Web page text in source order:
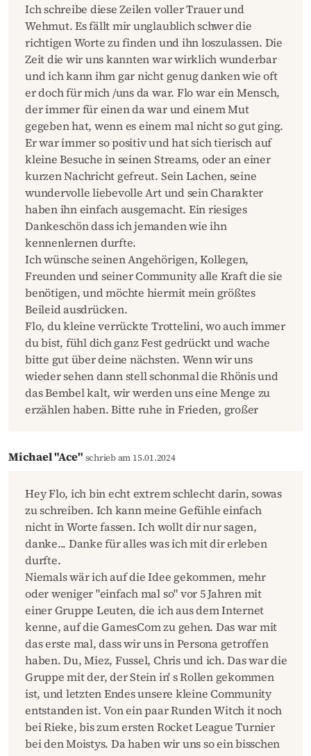
Ich schreibe diese Zeilen voller Trauer und
Wehmut. Es fällt mir unglaublich schwer die
richtigen Worte zu finden und ihn loszulassen. Die
Zeit die wir uns kannten war wirklich wunderbar
und ich kann ihm gar nicht genug danken wie oft
er doch für mich /uns da war. Flo war ein Mensch,
der immer für einen da war und einem Mut
gegeben hat, wenn es einem mal nicht so gut ging.
Er war immer so positiv und hat sich tierisch auf
kleine Besuche in seinen Streams, oder an einer
kurzen Nachricht gefreut. Sein Lachen, seine
wundervolle liebevolle Art und sein Charakter
haben ihn einfach ausgemacht. Ein riesiges
Dankeschön dass ich jemanden wie ihn
kennenlernen durfte.
Ich wünsche seinen Angehörigen, Kollegen,
Freunden und seiner Community alle Kraft die sie
benötigen, und möchte hiermit mein größtes
Beileid ausdrücken.
Flo, du kleine verrückte Trottelini, wo auch immer
du bist, fühl dich ganz Fest gedrückt und wache
bitte gut über deine nächsten. Wenn wir uns
wieder sehen dann stell schonmal die Rhönis und
das Bembel kalt, wir werden uns eine Menge zu
erzählen haben. Bitte ruhe in Frieden, großer
Michael "Ace" schrieb am 15.01.2024
Hey Flo, ich bin echt extrem schlecht darin, sowas
zu schreiben. Ich kann meine Gefühle einfach
nicht in Worte fassen. Ich wollt dir nur sagen,
danke... Danke für alles was ich mit dir erleben
durfte.
Niemals wär ich auf die Idee gekommen, mehr
oder weniger "einfach mal so" vor 5 Jahren mit
einer Gruppe Leuten, die ich aus dem Internet
kenne, auf die GamesCom zu gehen. Das war mit
das erste mal, dass wir uns in Persona getroffen
haben. Du, Miez, Fussel, Chris und ich. Das war die
Gruppe mit der, der Stein in' s Rollen gekommen
ist, und letzten Endes unsere kleine Community
entstanden ist. Von ein paar Runden Witch it noch
bei Rieke, bis zum ersten Rocket League Turnier
bei den Moistys. Da haben wir uns so ein bisschen